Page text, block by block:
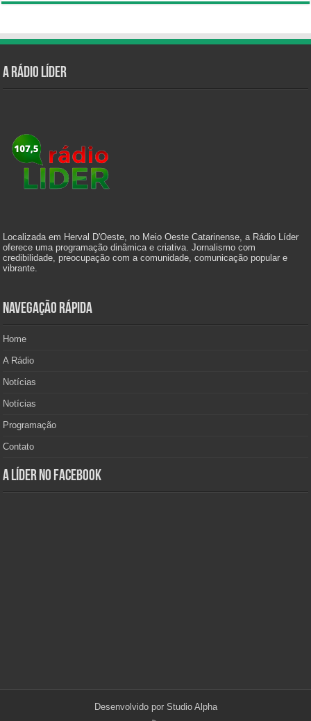
A Rádio Líder
Localizada em Herval D'Oeste, no Meio Oeste Catarinense, a Rádio Líder
oferece uma programação dinâmica e criativa. Jornalismo com
credibilidade, preocupação com a comunidade, comunicação popular e
vibrante.
Navegação Rápida
Home
A Rádio
Notícias
Notícias
Programação
Contato
A Líder no Facebook
Desenvolvido por Studio Alpha